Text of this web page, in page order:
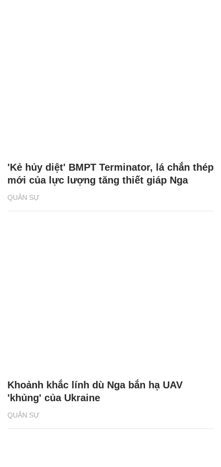
QUÂN SỰ
'Kẻ hủy diệt' BMPT Terminator, lá chắn thép
mới của lực lượng tăng thiết giáp Nga
QUÂN SỰ
Khoảnh khắc lính dù Nga bắn hạ UAV
'khủng' của Ukraine